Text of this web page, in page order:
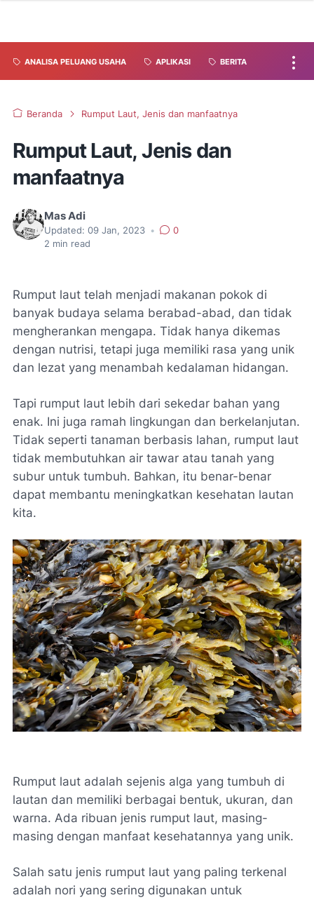
ANALISA PELUANG USAHA APLIKASI BERITA
Beranda Rumput Laut, Jenis dan manfaatnya
Rumput Laut, Jenis dan
manfaatnya
Mas Adi
Updated: 09 Jan, 2023 •
0
2 min read
Rumput laut telah menjadi makanan pokok di
banyak budaya selama berabad-abad, dan tidak
mengherankan mengapa. Tidak hanya dikemas
dengan nutrisi, tetapi juga memiliki rasa yang unik
dan lezat yang menambah kedalaman hidangan.
Tapi rumput laut lebih dari sekedar bahan yang
enak. Ini juga ramah lingkungan dan berkelanjutan.
Tidak seperti tanaman berbasis lahan, rumput laut
tidak membutuhkan air tawar atau tanah yang
subur untuk tumbuh. Bahkan, itu benar-benar
dapat membantu meningkatkan kesehatan lautan
kita.
Rumput laut adalah sejenis alga yang tumbuh di
lautan dan memiliki berbagai bentuk, ukuran, dan
warna. Ada ribuan jenis rumput laut, masing-
masing dengan manfaat kesehatannya yang unik.
Salah satu jenis rumput laut yang paling terkenal
adalah nori yang sering digunakan untuk